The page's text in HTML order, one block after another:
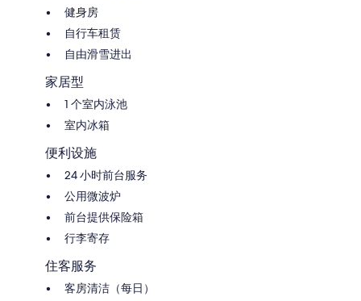
健身房
自行车租赁
自由滑雪进出
家居型
1 个室内泳池
室内冰箱
便利设施
24 小时前台服务
公用微波炉
前台提供保险箱
行李寄存
住客服务
客房清洁（每日）